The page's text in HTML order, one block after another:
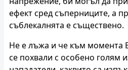
ефект сред съперниците, а
съблекалнята е съществено.
Не е лъжа и че към момента
се похвали с особено голям